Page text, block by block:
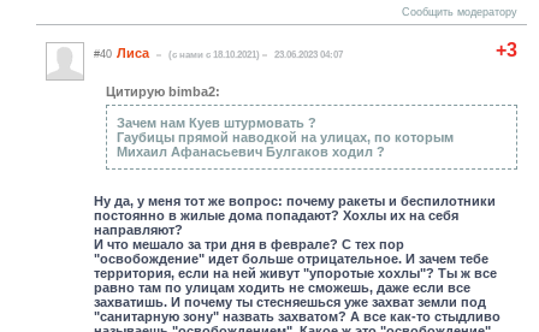
Сообщить модератору
+3
#40 Лиса (c нами с 18.10.2021) 23.06.2023 04:07
Цитирую bimba2:
Зачем нам Куев штурмовать ?
Гаубицы прямой наводкой на улицах, по которым
Михаил Афанасьевич Булгаков ходил ?
Ну да, у меня тот же вопрос: почему ракеты и беспилотники
постоянно в жилые дома попадают? Хохлы их на себя
направляют?
И что мешало за три дня в феврале? С тех пор
"освобождение" идет больше отрицательное. И зачем тебе
территория, если на ней живут "упоротые хохлы"? Ты ж все
равно там по улицам ходить не сможешь, даже если все
захватишь. И почему ты стесняешься уже захват земли под
"санитарную зону" назвать захватом? А все как-то стыдливо